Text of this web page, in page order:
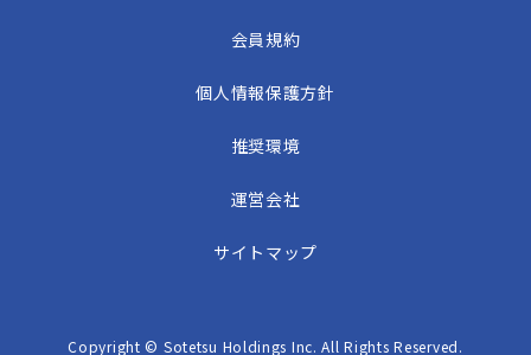
会員規約
個人情報保護方針
推奨環境
運営会社
サイトマップ
Copyright © Sotetsu Holdings Inc. All Rights Reserved.